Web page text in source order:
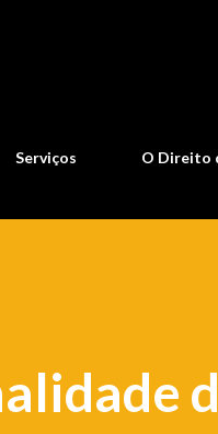
Serviços O Direito